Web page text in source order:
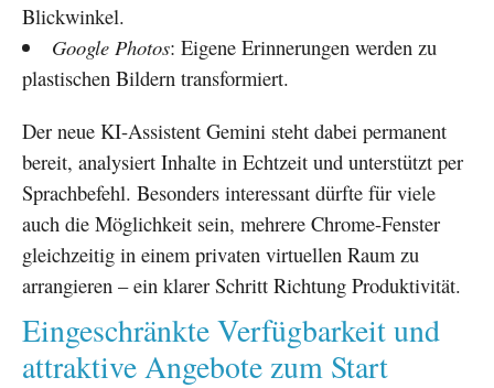
Blickwinkel.
Google Photos: Eigene Erinnerungen werden zu
plastischen Bildern transformiert.
Der neue KI-Assistent Gemini steht dabei permanent
bereit, analysiert Inhalte in Echtzeit und unterstützt per
Sprachbefehl. Besonders interessant dürfte für viele
auch die Möglichkeit sein, mehrere Chrome-Fenster
gleichzeitig in einem privaten virtuellen Raum zu
arrangieren – ein klarer Schritt Richtung Produktivität.
Eingeschränkte Verfügbarkeit und
attraktive Angebote zum Start